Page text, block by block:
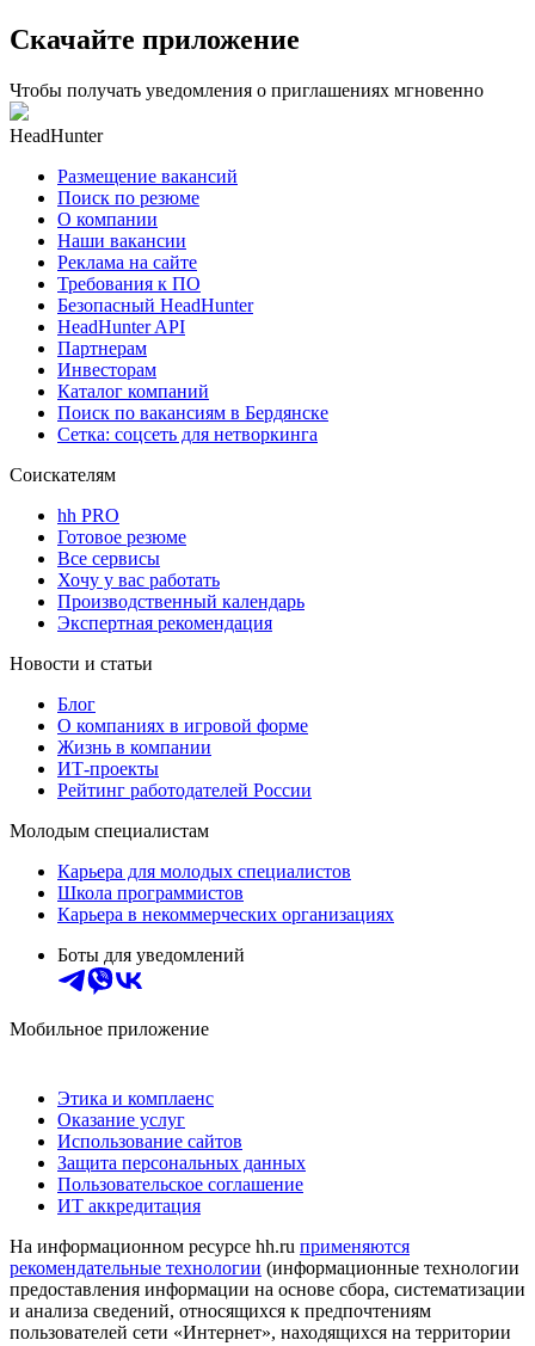
Скачайте приложение
Чтобы получать уведомления о приглашениях мгновенно
HeadHunter
Размещение вакансий
Поиск по резюме
О компании
Наши вакансии
Реклама на сайте
Требования к ПО
Безопасный HeadHunter
HeadHunter API
Партнерам
Инвесторам
Каталог компаний
Поиск по вакансиям в Бердянске
Сетка: соцсеть для нетворкинга
Соискателям
hh PRO
Готовое резюме
Все сервисы
Хочу у вас работать
Производственный календарь
Экспертная рекомендация
Новости и статьи
Блог
О компаниях в игровой форме
Жизнь в компании
ИТ-проекты
Рейтинг работодателей России
Молодым специалистам
Карьера для молодых специалистов
Школа программистов
Карьера в некоммерческих организациях
Боты для уведомлений
Мобильное приложение
Этика и комплаенс
Оказание услуг
Использование сайтов
Защита персональных данных
Пользовательское соглашение
ИТ аккредитация
На информационном ресурсе hh.ru применяются
рекомендательные технологии (информационные технологии
предоставления информации на основе сбора, систематизации
и анализа сведений, относящихся к предпочтениям
пользователей сети «Интернет», находящихся на территории